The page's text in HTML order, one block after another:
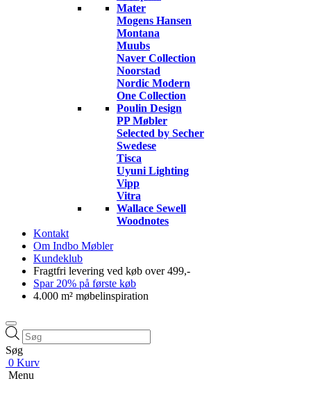
Mater
Mogens Hansen
Montana
Muubs
Naver Collection
Noorstad
Nordic Modern
One Collection
Poulin Design
PP Møbler
Selected by Secher
Swedese
Tisca
Uyuni Lighting
Vipp
Vitra
Wallace Sewell
Woodnotes
Kontakt
Om Indbo Møbler
Kundeklub
Fragtfri levering ved køb over 499,-
Spar 20% på første køb
4.000 m² møbelinspiration
Products
search
Søg
0 Kurv
Menu